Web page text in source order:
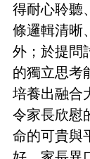
得耐心聆聽
條邏輯清晰
外；於提問
的獨立思考
培養出融合
令家長欣慰
命的可貴與